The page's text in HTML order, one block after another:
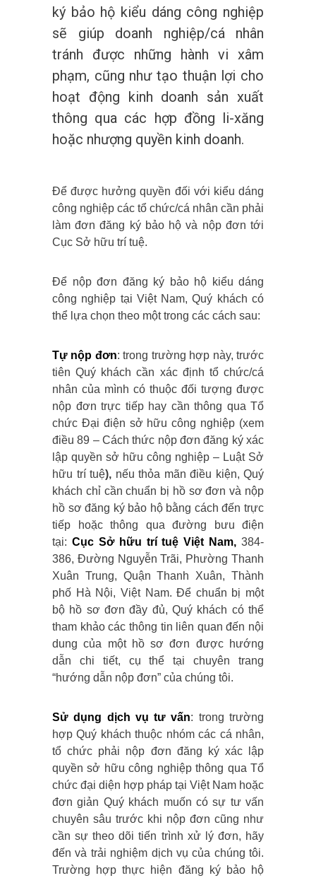
ký bảo hộ kiểu dáng công nghiệp
sẽ giúp doanh nghiệp/cá nhân
tránh được những hành vi xâm
phạm, cũng như tạo thuận lợi cho
hoạt động kinh doanh sản xuất
thông qua các hợp đồng li-xăng
hoặc nhượng quyền kinh doanh.
Để được hưởng quyền đối với kiểu dáng
công nghiệp các tổ chức/cá nhân cần phải
làm đơn đăng ký bảo hộ và nộp đơn tới
Cục Sở hữu trí tuệ.
Để nộp đơn đăng ký bảo hộ kiểu dáng
công nghiệp tại Việt Nam, Quý khách có
thể lựa chọn theo một trong các cách sau:
Tự nộp đơn: trong trường hợp này, trước
tiên Quý khách cần xác định tổ chức/cá
nhân của mình có thuộc đối tượng được
nộp đơn trực tiếp hay cần thông qua Tổ
chức Đại điện sở hữu công nghiệp (xem
điều 89 – Cách thức nộp đơn đăng ký xác
lập quyền sở hữu công nghiệp – Luật Sở
hữu trí tuệ), nếu thỏa mãn điều kiện, Quý
khách chỉ cần chuẩn bị hồ sơ đơn và nộp
hồ sơ đăng ký bảo hộ bằng cách đến trực
tiếp hoặc thông qua đường bưu điện
tại: Cục Sở hữu trí tuệ Việt Nam, 384-
386, Đường Nguyễn Trãi, Phường Thanh
Xuân Trung, Quận Thanh Xuân, Thành
phố Hà Nội, Việt Nam. Để chuẩn bị một
bộ hồ sơ đơn đầy đủ, Quý khách có thể
tham khảo các thông tin liên quan đến nội
dung của một hồ sơ đơn được hướng
dẫn chi tiết, cụ thể tại chuyên trang
“hướng dẫn nộp đơn” của chúng tôi.
Sử dụng dịch vụ tư vấn: trong trường
hợp Quý khách thuộc nhóm các cá nhân,
tổ chức phải nộp đơn đăng ký xác lập
quyền sở hữu công nghiệp thông qua Tổ
chức đại diện hợp pháp tại Việt Nam hoặc
đơn giản Quý khách muốn có sự tư vấn
chuyên sâu trước khi nộp đơn cũng như
cần sự theo dõi tiến trình xử lý đơn, hãy
đến và trải nghiệm dịch vụ của chúng tôi.
Trường hợp thực hiện đăng ký bảo hộ